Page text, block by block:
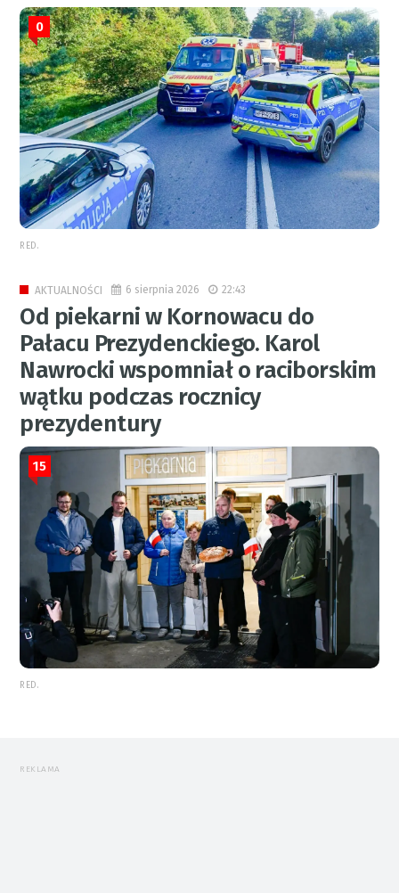
0
RED.
AKTUALNOŚCI 6 sierpnia 2026 22:43
Od piekarni w Kornowacu do
Pałacu Prezydenckiego. Karol
Nawrocki wspomniał o raciborskim
wątku podczas rocznicy
prezydentury
15
RED.
REKLAMA